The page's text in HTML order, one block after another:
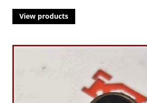
View products